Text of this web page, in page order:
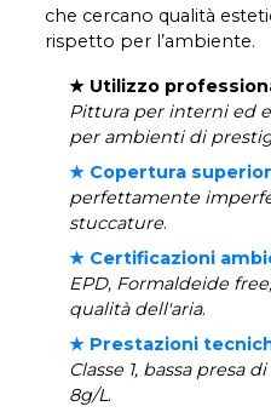
che cercano qualità
rispetto per l’ambiente.
★ Utilizzo
Pittura per interni ed
per ambienti di
★ Copertura
perfettamente
stuccature.
★ Certificazioni
EPD, Formaldeide
qualità dell'aria.
★ Prestazioni
Classe 1, bassa presa
8g/L.